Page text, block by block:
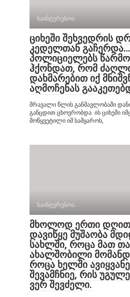
საინტერესოა
ციხეში შეხვედრის
კედელთან გაჩერდა…
პოლიციელებს
ჰქონდათ, რომ
დახმარებით იქ
აღმოჩენას
მრავალი წლის განმავლობაში
განცდით ცხოვრობდა. ის ციხეში
მოწყვეტილი იმ სამყაროს,
საინტერესოა
მხოლოდ ერთი
დავიწყე მუშაობა
სახლში, როცა მათ
ახალშობილი
როცა ხელში
შევამჩნიე, რის
ვერ შევძელი.